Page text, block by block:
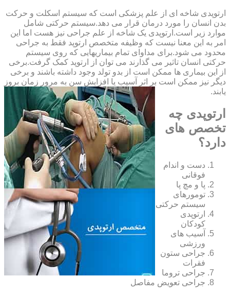
ارتوپدی شاخه ای از علم پزشکی است که سیستم اسکلت و حرکت
بدن انسان را مورد درمان قرار می دهد.سیستم حرکتی شامل
موارد زیر است.ارتوپدی یک شاخه از علم جراحی نیز هست اما این
امر به این معنا نیست که وظیفه متخصص ارتوپد فقط به جراحی
محدود می شود.برای مداوای تمام بیماریهایی که روی سیستم
حرکتی انسان تاثیر می گذارند می توان از ارتوپد کمک گرفت.برخی
از این بیماری ها ممکن است از بدو تولد وجود داشته باشند و برخی
دیگر نیز ممکن است بر اثر آسیب یا افزایش سن به مرور زمان بروز
یابند.
ارتوپدی چه
تخصص های
دارد؟
دست و اندام
فوقانی
پا و مچ پا
تومورهای
سیستم حرکتی
ارتوپدی
کودکان
آسیب های
ورزشی
جراحی ستون
فقرات
جراحی تروما
جراحی تعویض مفاصل